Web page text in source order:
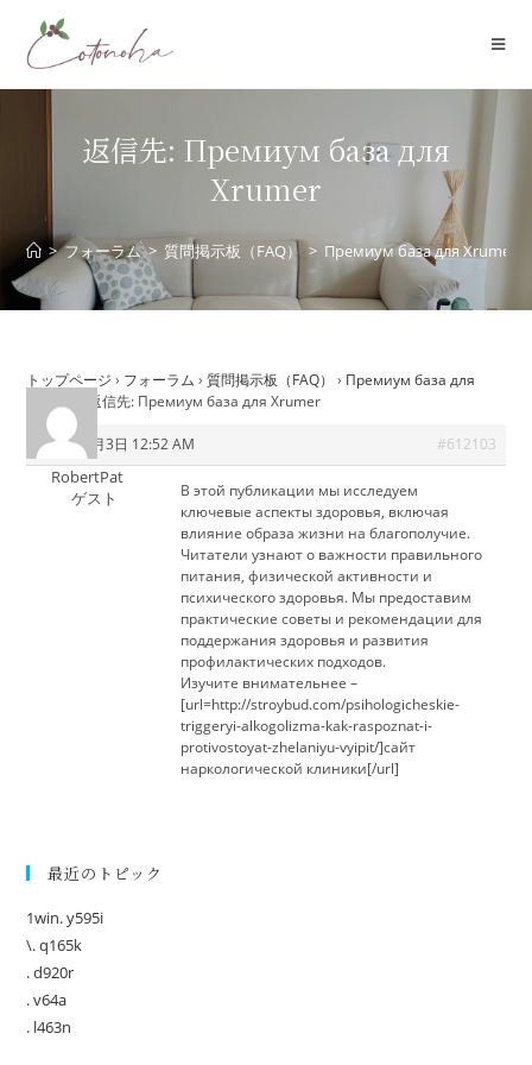
プ
返信先: Премиум база для
Xrumer
> フォーラム > 質問掲示板（FAQ） > Премиум база для Xrumer
トップページ › フォーラム › 質問掲示板（FAQ） › Премиум база для
返信先: Премиум база для Xrumer
2026年6月3日 12:52 AM #612103
RobertPat
ゲスト
В этой публикации мы исследуем
ключевые аспекты здоровья, включая
влияние образа жизни на благополучие.
Читатели узнают о важности правильного
питания, физической активности и
психического здоровья. Мы предоставим
практические советы и рекомендации для
поддержания здоровья и развития
профилактических подходов.
Изучите внимательнее –
[url=http://stroybud.com/psihologicheskie-
triggeryi-alkogolizma-kak-raspoznat-i-
protivostoyat-zhelaniyu-vyipit/]сайт
наркологической клиники[/url]
最近のトピック
1win. y595i
\. q165k
. d920r
. v64a
. l463n